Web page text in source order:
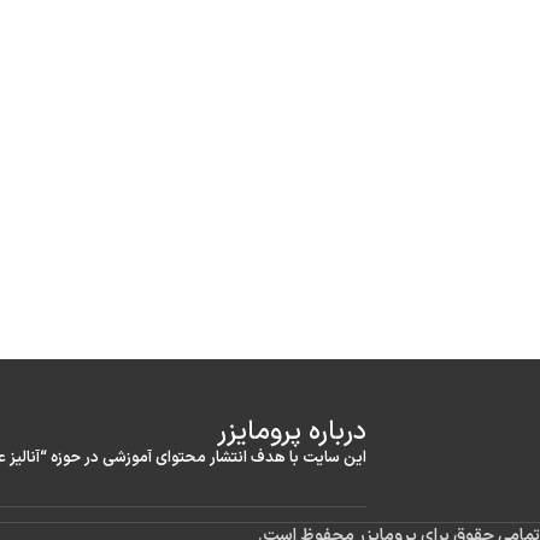
درباره‌ پرومایزر
این سایت با هدف انتشار محتوای آموزشی در حوزه